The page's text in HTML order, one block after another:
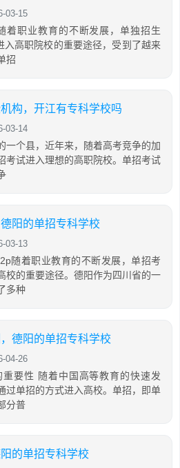
03-15
着职业教育的不断发展，单独招生
入高职院校的重要途径，受到了越来
招
构，开江有专科学校吗
03-14
一个县，近年来，随着高考竞争的加
考试进入理想的高职院校。单招考试
阳的单招专科学校
03-13
随着职业教育的不断发展，单招考
校的重要途径。德阳作为四川省的一
多种
德阳的单招专科学校
04-26
要性 随着中国高等教育的快速发
过单招的方式进入高校。单招，即单
分普
的单招专科学校